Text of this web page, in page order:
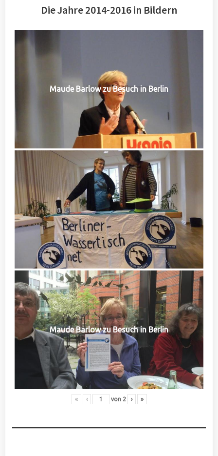
Die Jahre 2014-2016 in Bildern
Maude Barlow zu Besuch in Berlin
Maude Barlow zu Besuch in Berlin
« ‹ von 2 › »